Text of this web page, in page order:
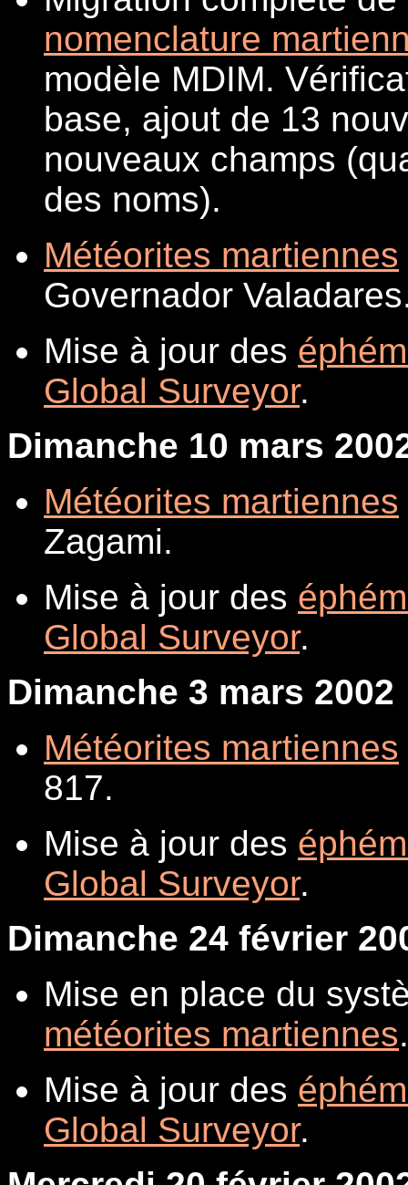
nomenclature
modèle MDIM.
base, ajout de 13
nouveaux champs
des noms).
Météorites martiennes
Governador
Mise à jour des
Global Surveyor.
Dimanche 10 mars
Météorites martiennes
Zagami.
Mise à jour des
Global Surveyor.
Dimanche 3 mars 2002
Météorites martiennes
817.
Mise à jour des
Global Surveyor.
Dimanche 24 février
Mise en place du
météorites martiennes.
Mise à jour des
Global Surveyor.